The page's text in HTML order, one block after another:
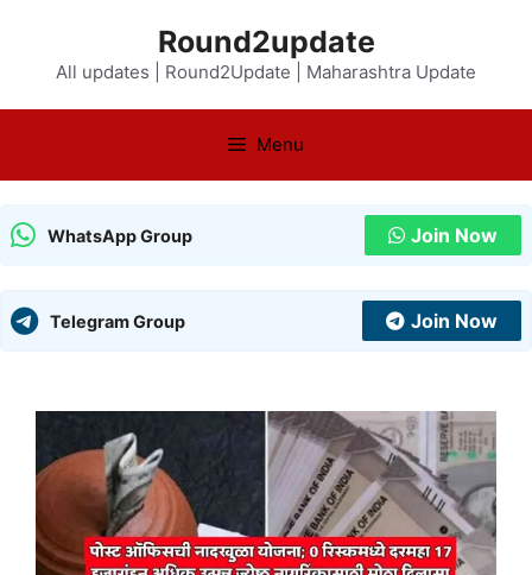
content
Round2update
All updates | Round2Update | Maharashtra Update
Menu
WhatsApp Group Join Now
Telegram Group Join Now